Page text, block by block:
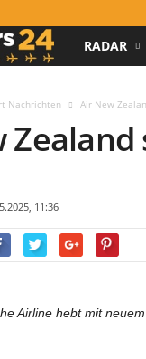
i
t
RADAR
Nachrichten Air New
11:36
Airline hebt mit